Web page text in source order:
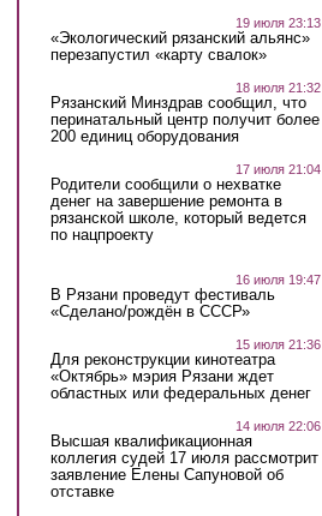
19 июля 23:13
«Экологический рязанский альянс»
перезапустил «карту свалок»
18 июля 21:32
Рязанский Минздрав сообщил, что
перинатальный центр получит более
200 единиц оборудования
17 июля 21:04
Родители сообщили о нехватке
денег на завершение ремонта в
рязанской школе, который ведется
по нацпроекту
16 июля 19:47
В Рязани проведут фестиваль
«Сделано/рождён в СССР»
15 июля 21:36
Для реконструкции кинотеатра
«Октябрь» мэрия Рязани ждет
областных или федеральных денег
14 июля 22:06
Высшая квалификационная
коллегия судей 17 июля рассмотрит
заявление Елены Сапуновой об
отставке